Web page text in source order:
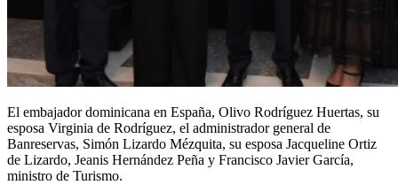
El embajador dominicana en España, Olivo Rodríguez Huertas, su
esposa Virginia de Rodríguez, el administrador general de
Banreservas, Simón Lizardo Mézquita, su esposa Jacqueline Ortiz
de Lizardo, Jeanis Hernández Peña y Francisco Javier García,
ministro de Turismo.